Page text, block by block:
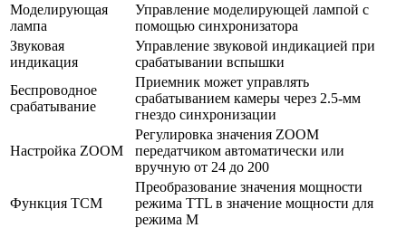
Моделирующая
лампа
Управление моделирующей лампой с
помощью синхронизатора
Звуковая
индикация
Управление звуковой индикацией при
срабатывании вспышки
Беспроводное
срабатывание
Приемник может управлять
срабатыванием камеры через 2.5-мм
гнездо синхронизации
Настройка ZOOM
Регулировка значения ZOOM
передатчиком автоматически или
вручную от 24 до 200
Функция TCM
Преобразование значения мощности
режима TTL в значение мощности для
режима M